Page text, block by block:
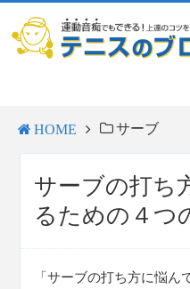
HOME サーブ
サーブの打ち
るための４つ
「サーブの打ち方に悩